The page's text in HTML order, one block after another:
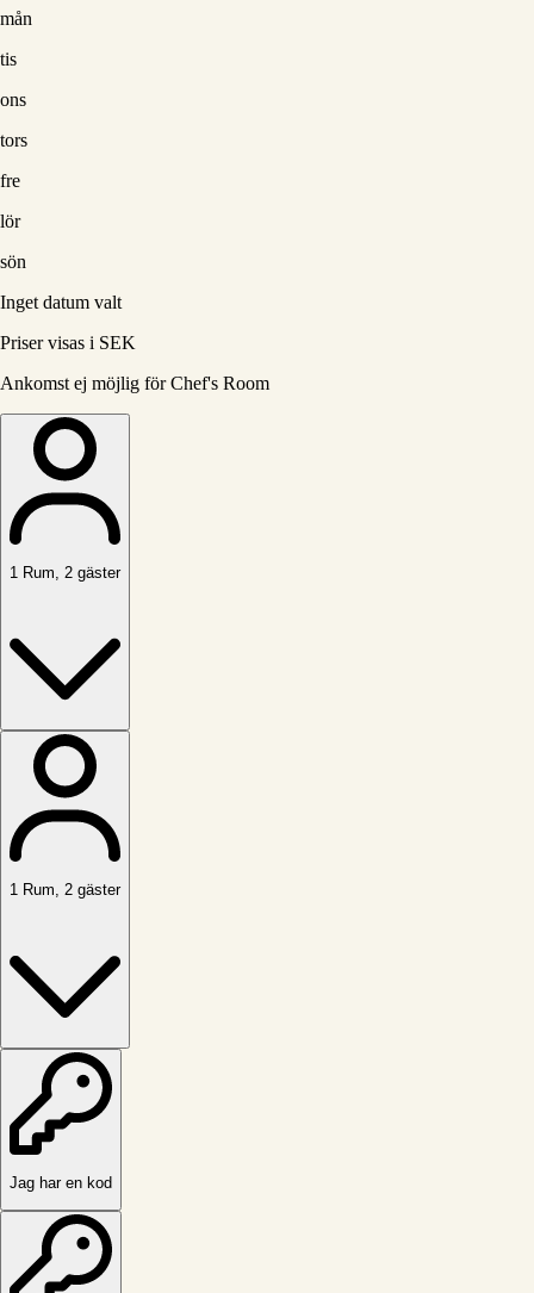
mån
tis
ons
tors
fre
lör
sön
Inget datum valt
Priser visas i SEK
Ankomst ej möjlig för Chef's Room
1 Rum 2 gäster
1 Rum, 2 gäster
Jag har en kod